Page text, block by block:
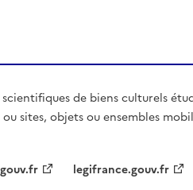
de biens culturels
sites, objets ou ensembles
legifrance.gouv.fr